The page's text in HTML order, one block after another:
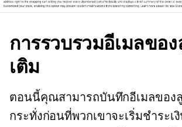
การรวบรวมอีเมลขอ
เติม
ตอนนี้คุณสามารถบันทึกอีเมลของ
กระทั่งก่อนที่พวกเขาจะเริ่มชำระเ